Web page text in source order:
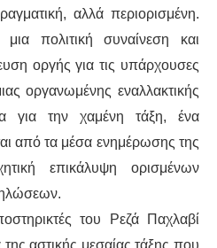
αλλά περιορισμένη.
μια πολιτική συναίνεση και
οργής για τις υπάρχουσες
οργανωμένης εναλλακτικής
για την χαμένη τάξη, ένα
από τα μέσα ενημέρωσης της
επικάλυψη ορισμένων
του Ρεζά Παχλαβί
αστικής μεσαίας τάξης που